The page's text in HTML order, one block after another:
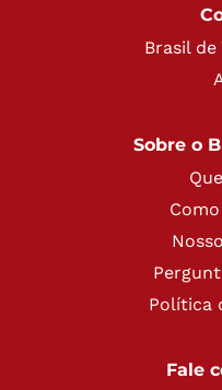
Brasil de
Sobre o
Política
Fale